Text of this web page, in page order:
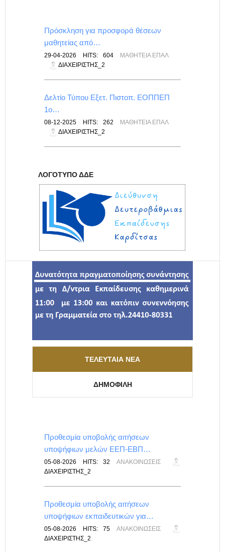
Πρόσκληση για προσφορά θέσεων
μαθητείας από…
29-04-2026 HITS: 604
ΜΑΘΗΤΕΊΑ ΕΠΑΛ
ΔΙΑΧΕΙΡΙΣΤΉΣ_2
Δελτίο Τύπου Εξετ. Πιστοπ. ΕΟΠΠΕΠ
1ο…
08-12-2025 HITS: 262
ΜΑΘΗΤΕΊΑ ΕΠΑΛ
ΔΙΑΧΕΙΡΙΣΤΉΣ_2
ΛΟΓΌΤΥΠΟ ΔΔΕ
ΤΕΛΕΥΤΑΊΑ ΝΈΑ
ΔΗΜΟΦΙΛΉ
Προθεσμία υποβολής αιτήσεων
υποψήφιων μελών ΕΕΠ-ΕΒΠ…
05-08-2026 HITS: 32
ΑΝΑΚΟΙΝΏΣΕΙΣ
ΔΙΑΧΕΙΡΙΣΤΉΣ_2
Προθεσμία υποβολής αιτήσεων
υποψήφιων εκπαιδευτικών για…
05-08-2026 HITS: 75
ΑΝΑΚΟΙΝΏΣΕΙΣ
ΔΙΑΧΕΙΡΙΣΤΉΣ_2